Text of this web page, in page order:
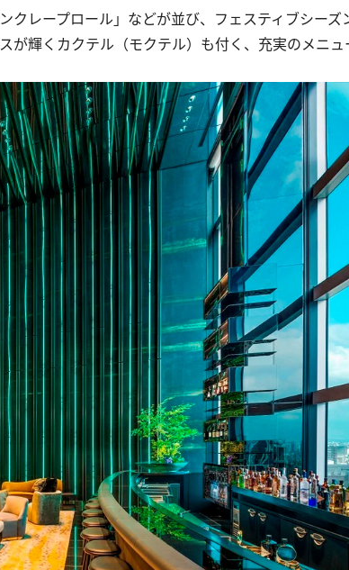
レープロール」などが並び、フェスティブシーズ
が輝くカクテル（モクテル）も付く、充実のメニ